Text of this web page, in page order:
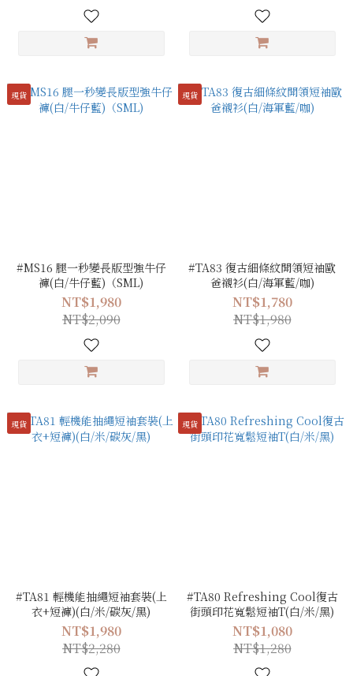
現貨
#MS16 腿一秒變長版型強牛仔
褲(白/牛仔藍)（SML)
NT$1,980
NT$2,090
現貨
#TA83 復古細條紋開領短袖歐
爸襯衫(白/海軍藍/咖)
NT$1,780
NT$1,980
現貨
#TA81 輕機能抽繩短袖套裝(上
衣+短褲)(白/米/碳灰/黑)
NT$1,980
NT$2,280
現貨
#TA80 Refreshing Cool復古
街頭印花寬鬆短袖T(白/米/黑)
NT$1,080
NT$1,280